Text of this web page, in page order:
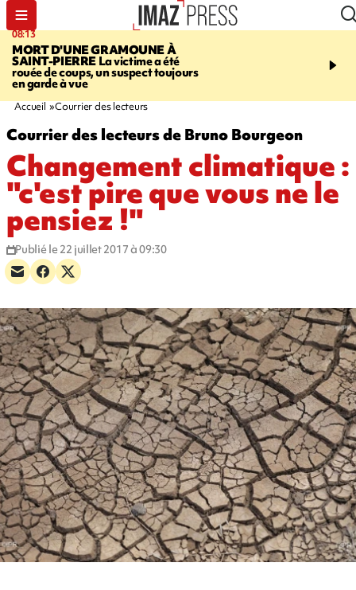
08:13
MORT D'UNE GRAMOUNE À
SAINT-PIERRELa victime a été
rouée de coups, un suspect toujours
en garde à vue
10:13
cycliste évacué en
après une collision
Accueil Courrier des lecteurs
Courrier des lecteurs de Bruno Bourgeon
Changement climatique :
"c'est pire que vous ne le
pensiez !"
Publié le 22 juillet 2017 à 09:30